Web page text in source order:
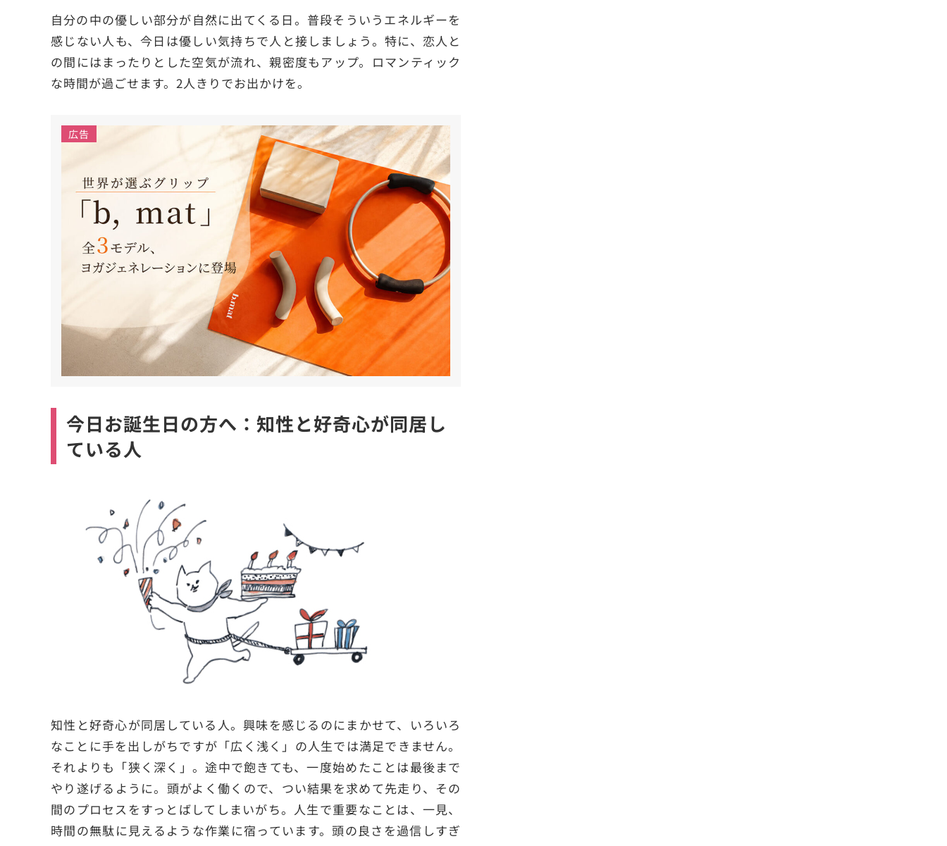
自分の中の優しい部分が自然に出てくる日。普段そういうエネルギーを
感じない人も、今日は優しい気持ちで人と接しましょう。特に、恋人と
の間にはまったりとした空気が流れ、親密度もアップ。ロマンティック
な時間が過ごせます。2人きりでお出かけを。
広告
今日お誕生日の方へ：知性と好奇心が同居し
ている人
知性と好奇心が同居している人。興味を感じるのにまかせて、いろいろ
なことに手を出しがちですが「広く浅く」の人生では満足できません。
それよりも「狭く深く」。途中で飽きても、一度始めたことは最後まで
やり遂げるように。頭がよく働くので、つい結果を求めて先走り、その
間のプロセスをすっとばしてしまいがち。人生で重要なことは、一見、
時間の無駄に見えるような作業に宿っています。頭の良さを過信しすぎ